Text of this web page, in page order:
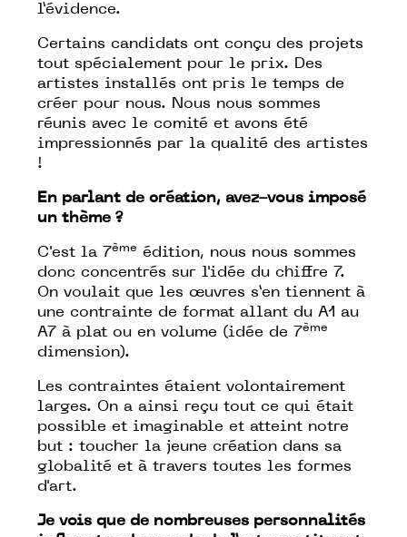
l’évidence.
Certains candidats ont conçu des projets
tout spécialement pour le prix. Des
artistes installés ont pris le temps de
créer pour nous. Nous nous sommes
réunis avec le comité et avons été
impressionnés par la qualité des artistes
!
En parlant de création, avez-vous imposé
un thème ?
C'est la 7ème édition, nous nous sommes
donc concentrés sur l'idée du chiffre 7.
On voulait que les œuvres s’en tiennent à
une contrainte de format allant du A1 au
A7 à plat ou en volume (idée de 7ème
dimension).
Les contraintes étaient volontairement
larges. On a ainsi reçu tout ce qui était
possible et imaginable et atteint notre
but : toucher la jeune création dans sa
globalité et à travers toutes les formes
d'art.
Je vois que de nombreuses personnalités